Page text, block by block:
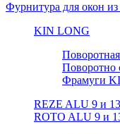
Фурнитура для окон
KIN LONG
Поворотно
Фрамуги
REZE ALU 9 и
ROTO ALU 9 и